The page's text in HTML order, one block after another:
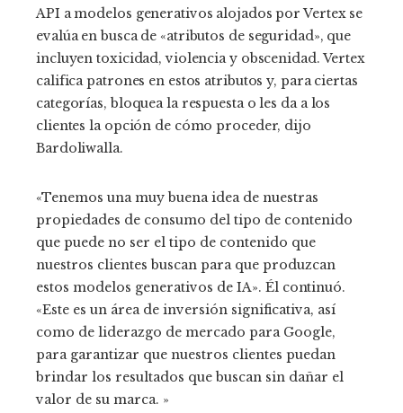
API a modelos generativos alojados por Vertex se
evalúa en busca de «atributos de seguridad», que
incluyen toxicidad, violencia y obscenidad. Vertex
califica patrones en estos atributos y, para ciertas
categorías, bloquea la respuesta o les da a los
clientes la opción de cómo proceder, dijo
Bardoliwalla.
«Tenemos una muy buena idea de nuestras
propiedades de consumo del tipo de contenido
que puede no ser el tipo de contenido que
nuestros clientes buscan para que produzcan
estos modelos generativos de IA». Él continuó.
«Estees un área de inversión significativa, así
como de liderazgo de mercado para Google,
para garantizar que nuestros clientes puedan
brindar los resultados que buscan sin dañar el
valor de su marca. »